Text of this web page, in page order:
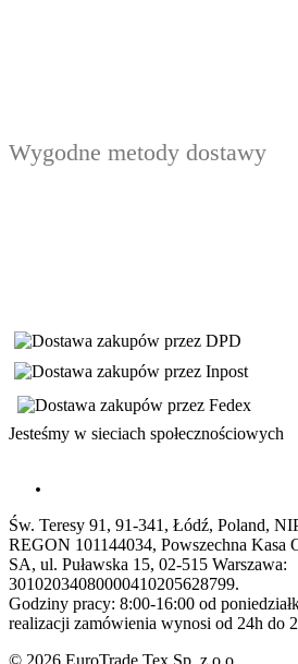
Wygodne metody dostawy
Jesteśmy w sieciach społecznościowych
Św. Teresy 91, 91-341, Łódź, Poland,
REGON 101144034, Powszechna Kasa
SA, ul. Puławska 15, 02-515 Warszawa:
30102034080000410205628799.
Godziny pracy: 8:00-16:00 od
realizacji zamówienia wynosi od 24h do
© 2026 EuroTrade Tex Sp. z o.o.